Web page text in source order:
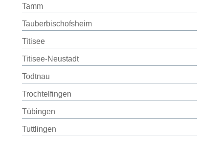
Tamm
Tauberbischofsheim
Titisee
Titisee-Neustadt
Todtnau
Trochtelfingen
Tübingen
Tuttlingen